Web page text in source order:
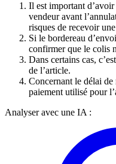
Il est important
vendeur avant
risques de recevoir
Si le bordereau
confirmer que le colis
Dans certains cas,
de l’article.
Concernant le délai
paiement utilisé pour
Analyser avec une IA :